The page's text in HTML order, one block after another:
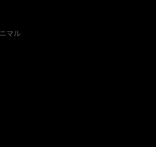
マル